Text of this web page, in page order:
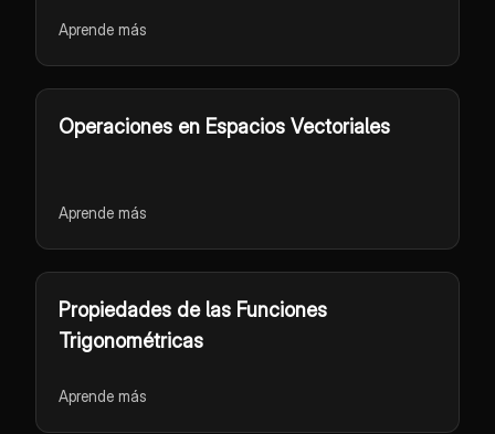
Aprende más
Operaciones en Espacios Vectoriales
Aprende más
Propiedades de las Funciones
Trigonométricas
Aprende más